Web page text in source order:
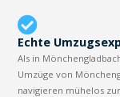
Echte
Als in
Umzüge von
navigieren mühelos